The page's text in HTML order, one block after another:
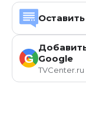
G Google
TVCenter.ru